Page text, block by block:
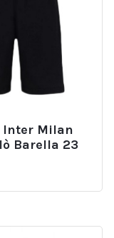
Inter Milan
Barella 23